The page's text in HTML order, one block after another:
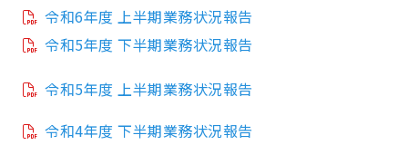
令和6年度 上半期業務状況報告
令和5年度 下半期業務状況報告
令和5年度 上半期業務状況報告
令和4年度 下半期業務状況報告